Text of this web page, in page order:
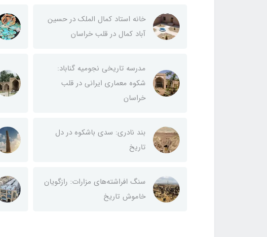
خانه استاد کمال الملک در حسین
آباد کمال در قلب خراسان
مدرسه تاریخی نجومیه گناباد:
شکوه معماری ایرانی در قلب
خراسان
بند نادری: سدی باشکوه در دل
تاریخ
سنگ افراشته‌های مزارات: رازگویان
خاموش تاریخ